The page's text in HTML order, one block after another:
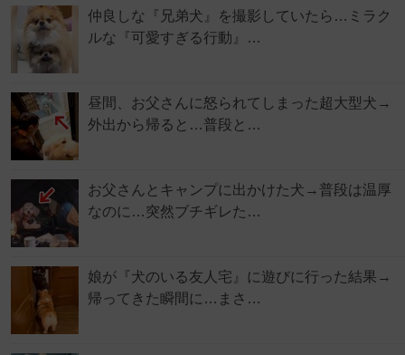
仲良しな『兄弟犬』を撮影していたら…ミラク
ルな『可愛すぎる行動』…
昼間、お父さんに怒られてしまった超大型犬→
外出から帰ると…普段と…
お父さんとキャンプに出かけた犬→普段は温厚
なのに…突然ブチギレた…
娘が『犬のいる友人宅』に遊びに行った結果→
帰ってきた瞬間に…まさ…